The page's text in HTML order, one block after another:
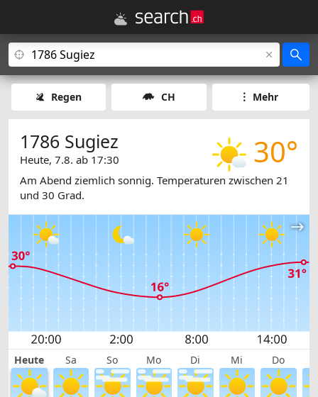
Regen CH Mehr
30°
1786 Sugiez
Heute, 7.8. ab 17:30
Am Abend ziemlich sonnig. Temperaturen zwischen 21
und 30 Grad.
Heute Sa So Mo Di Mi Do